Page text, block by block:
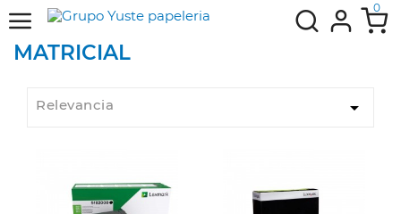
0
MATRICIAL
Relevancia 